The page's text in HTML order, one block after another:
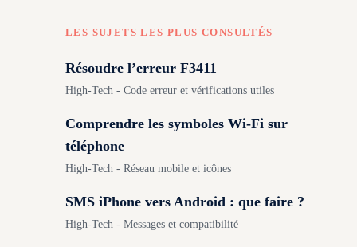
LES SUJETS LES PLUS CONSULTÉS
Résoudre l’erreur F3411
High-Tech - Code erreur et vérifications utiles
Comprendre les symboles Wi-Fi sur
téléphone
High-Tech - Réseau mobile et icônes
SMS iPhone vers Android : que faire ?
High-Tech - Messages et compatibilité